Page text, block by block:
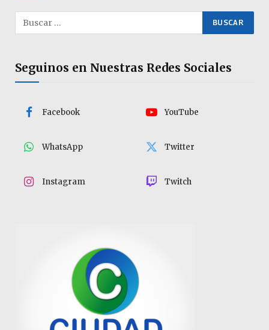
Seguinos en Nuestras Redes Sociales
Facebook YouTube
WhatsApp Twitter
Instagram Twitch